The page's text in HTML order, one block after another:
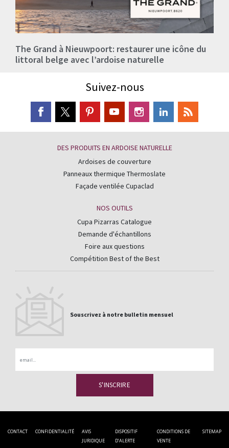
The Grand à Nieuwpoort: restaurer une icône du
littoral belge avec l’ardoise naturelle
Suivez-nous
DES PRODUITS EN ARDOISE NATURELLE
Ardoises de couverture
Panneaux thermique Thermoslate
Façade ventilée Cupaclad
NOS OUTILS
Cupa Pizarras Catalogue
Demande d'échantillons
Foire aux questions
Compétition Best of the Best
Souscrivez à notre bulletin mensuel
CONTACT CONFIDENTIALITÉ
AVIS
JURIDIQUE
DISPOSITIF
D’ALERTE
CONDITIONS DE
VENTE
SITEMAP